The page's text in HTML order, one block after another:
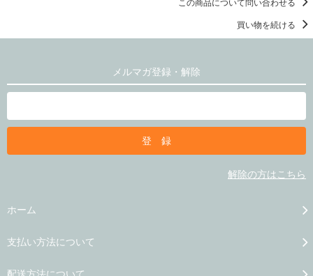
この商品について問い合わせる
買い物を続ける
メルマガ登録・解除
解除の方はこちら
ホーム
支払い方法について
配送方法について